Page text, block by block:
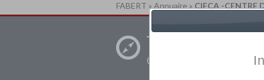
FABERT » Annuaire » CIFCA -CENTRE
Trouver un
établissement